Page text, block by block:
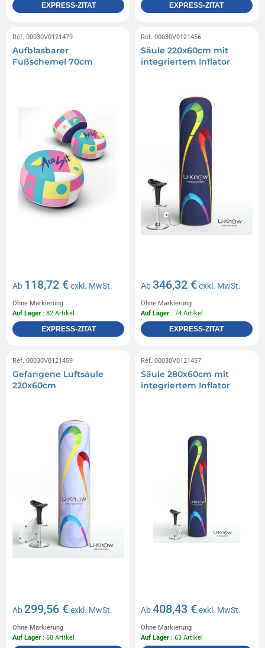
EXPRESS-ZITAT EXPRESS-ZITAT
Réf. 00030V0121479
Aufblasbarer
Fußschemel 70cm
Ab 118,72 €exkl. MwSt.
Ohne Markierung
Auf Lager : 82 Artikel
EXPRESS-ZITAT
Réf. 00030V0121456
Säule 220x60cm mit
integriertem Inflator
Ab346,32 €exkl. MwSt.
Ohne Markierung
Auf Lager : 74 Artikel
EXPRESS-ZITAT
Réf. 00030V0121459
Gefangene Luftsäule
220x60cm
Ab299,56 €exkl. MwSt.
Ohne Markierung
Auf Lager : 68 Artikel
Réf. 00030V0121457
Säule 280x60cm mit
integriertem Inflator
Ab408,43 €exkl. MwSt.
Ohne Markierung
Auf Lager : 63 Artikel